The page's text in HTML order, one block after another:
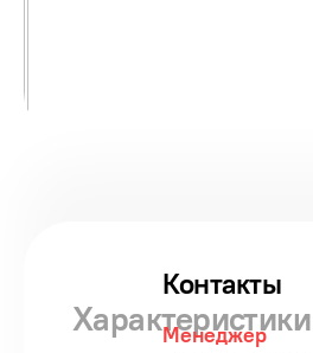
Характеристики
Контакты
Менеджер